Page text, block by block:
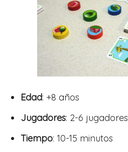
Edad: +8 años
Jugadores: 2-6 jugadores
Tiempo: 10-15 minutos